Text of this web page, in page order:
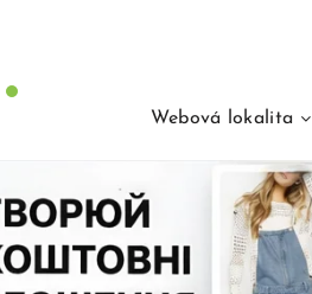
Webová lokalita